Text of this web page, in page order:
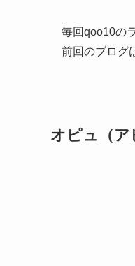
毎回qoo10の
前回のブログ
オピュ（ア